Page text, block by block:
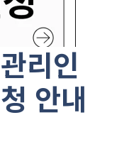
리인
안내